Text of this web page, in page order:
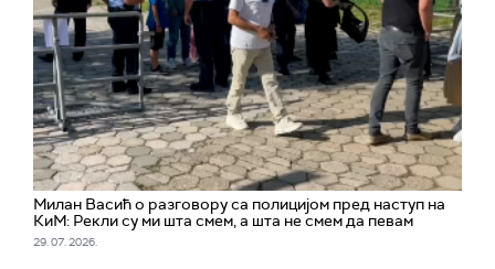
Милан Васић о разговору са полицијом пред наступ на
КиМ: Рекли су ми шта смем, а шта не смем да певам
29. 07. 2026.